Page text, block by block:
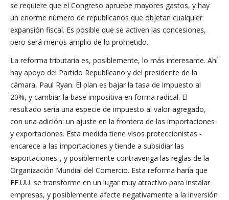
se requiere que el Congreso apruebe mayores gastos, y hay
un enorme número de republicanos que objetan cualquier
expansión fiscal. Es posible que se activen las concesiones,
pero será menos amplio de lo prometido.
La reforma tributaria es, posiblemente, lo más interesante. Ahí
hay apoyo del Partido Republicano y del presidente de la
cámara, Paul Ryan. El plan es bajar la tasa de impuesto al
20%, y cambiar la base impositiva en forma radical. El
resultado sería una especie de impuesto al valor agregado,
con una adición: un ajuste en la frontera de las importaciones
y exportaciones. Esta medida tiene visos proteccionistas -
encarece a las importaciones y tiende a subsidiar las
exportaciones-, y posiblemente contravenga las reglas de la
Organización Mundial del Comercio. Esta reforma haría que
EE.UU. se transforme en un lugar muy atractivo para instalar
empresas, y posiblemente afecte negativamente a la inversión